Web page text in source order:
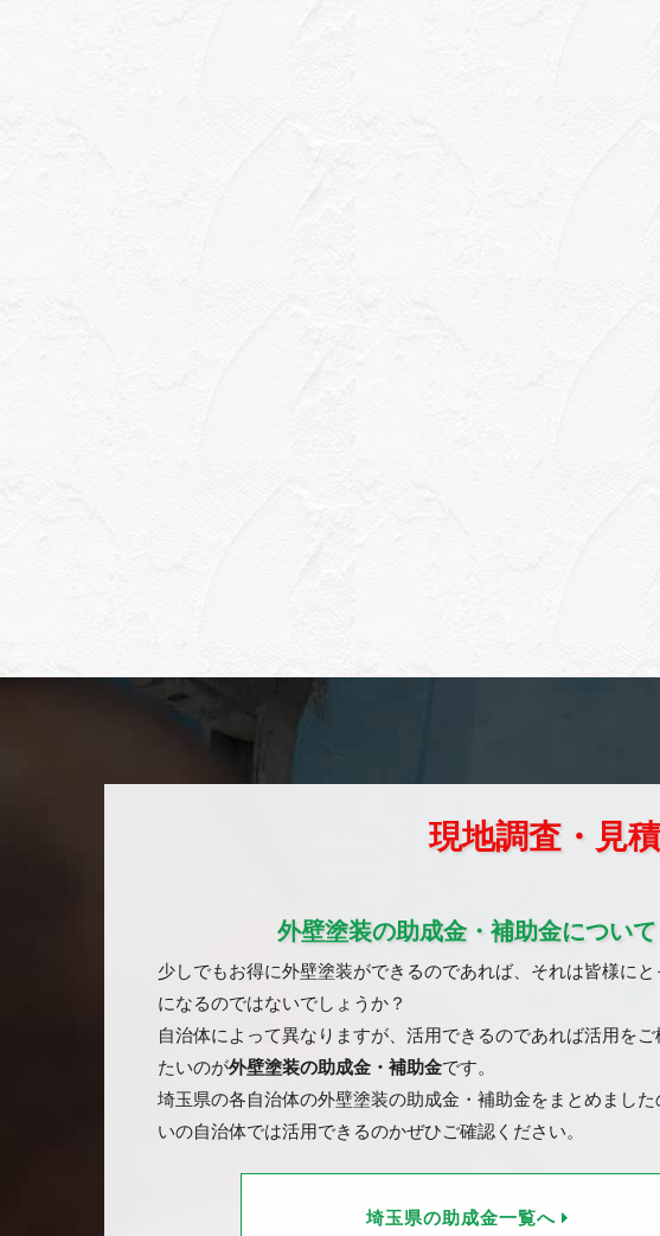
現地調査・見
外壁塗装の助成金・補助金について
少しでもお得に外壁塗装ができるのであれば、それは皆様にと
になるのではないでしょうか？
自治体によって異なりますが、活用できるのであれば活用をご
たいのが外壁塗装の助成金・補助金です。
埼玉県の各自治体の外壁塗装の助成金・補助金をまとめました
いの自治体では活用できるのかぜひご確認ください。
埼玉県の助成金一覧へ